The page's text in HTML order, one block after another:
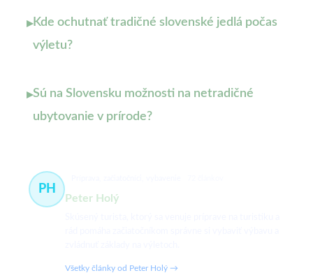
▸Kde ochutnať tradičné slovenské jedlá počas
výletu?
▸Sú na Slovensku možnosti na netradičné
ubytovanie v prírode?
PH
Peter Holý
Všetky články od Peter Holý →